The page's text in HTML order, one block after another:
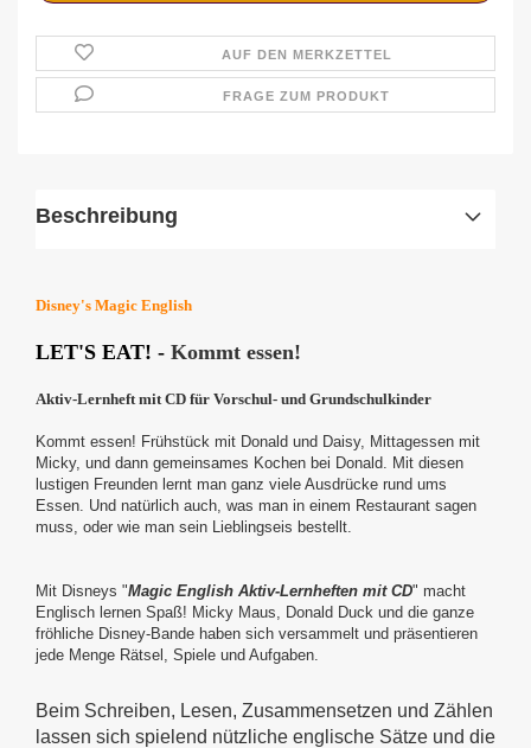
AUF DEN MERKZETTEL
FRAGE ZUM PRODUKT
Beschreibung
Disney's Magic English
LET'S EAT! - Kommt essen!
Aktiv-Lernheft mit CD für Vorschul- und Grundschulkinder
Kommt essen! Frühstück mit Donald und Daisy, Mittagessen mit
Micky, und dann gemeinsames Kochen bei Donald. Mit diesen
lustigen Freunden lernt man ganz viele Ausdrücke rund ums
Essen. Und natürlich auch, was man in einem Restaurant sagen
muss, oder wie man sein Lieblingseis bestellt.
Mit Disneys "Magic English Aktiv-Lernheften mit CD" macht
Englisch lernen Spaß! Micky Maus, Donald Duck und die ganze
fröhliche Disney-Bande haben sich versammelt und präsentieren
jede Menge Rätsel, Spiele und Aufgaben.
Beim Schreiben, Lesen, Zusammensetzen und Zählen
lassen sich spielend nützliche englische Sätze und die